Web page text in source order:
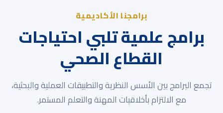
برامجنا الأكاديمية
برامج علمية تلبي احتياجات
القطاع الصحي
تجمع البرامج بين الأسس النظرية والتطبيقات العملية والبحثية،
مع الالتزام بأخلاقيات المهنة والتعلم المستمر.